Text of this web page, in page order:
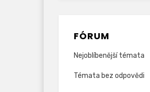
FÓRUM
Nejoblíbenější témata
Témata bez odpovědi